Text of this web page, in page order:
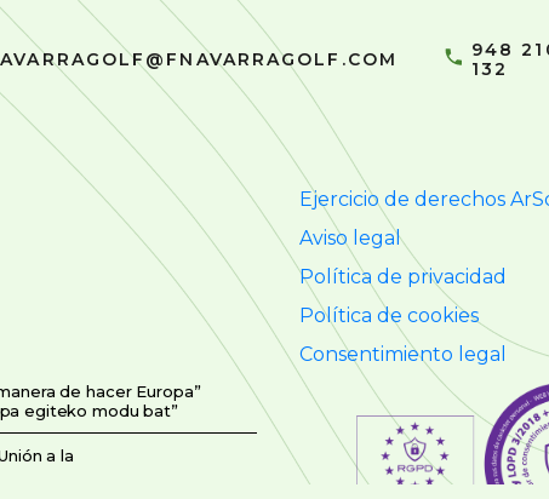
948
132
de hacer Europa”
egiteko modu bat”
a la
Ejercicio de derechos
Aviso legal
Política de privacidad
Política de cookies
Consentimiento legal